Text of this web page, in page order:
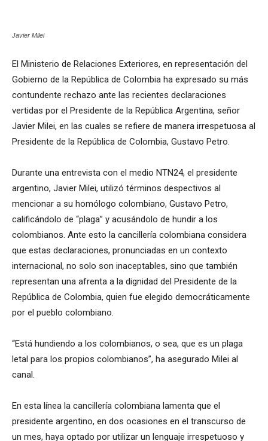
Javier Milei
El Ministerio de Relaciones Exteriores, en representación del
Gobierno de la República de Colombia ha expresado su más
contundente rechazo ante las recientes declaraciones
vertidas por el Presidente de la República Argentina, señor
Javier Milei, en las cuales se refiere de manera irrespetuosa al
Presidente de la República de Colombia, Gustavo Petro.
Durante una entrevista con el medio NTN24, el presidente
argentino, Javier Milei, utilizó términos despectivos al
mencionar a su homólogo colombiano, Gustavo Petro,
calificándolo de “plaga” y acusándolo de hundir a los
colombianos. Ante esto la cancillería colombiana considera
que estas declaraciones, pronunciadas en un contexto
internacional, no solo son inaceptables, sino que también
representan una afrenta a la dignidad del Presidente de la
República de Colombia, quien fue elegido democráticamente
por el pueblo colombiano.
“Está hundiendo a los colombianos, o sea, que es un plaga
letal para los propios colombianos”, ha asegurado Milei al
canal.
En esta línea la cancillería colombiana lamenta que el
presidente argentino, en dos ocasiones en el transcurso de
un mes, haya optado por utilizar un lenguaje irrespetuoso y